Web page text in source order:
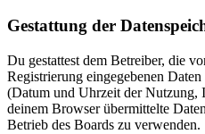
Gestattung der
Du gestattest dem Betreiber, die
Registrierung eingegebenen
(Datum und Uhrzeit der Nutzung,
deinem Browser übermittelte
Betrieb des Boards zu verwenden.